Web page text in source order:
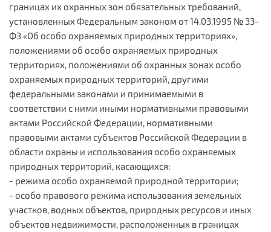
границах их охранных зон обязательных требований,
установленных Федеральным законом от 14.03.1995 № 33-
ФЗ «Об особо охраняемых природных территориях»,
положениями об особо охраняемых природных
территориях, положениями об охранных зонах особо
охраняемых природных территорий, другими
федеральными законами и принимаемыми в
соответствии с ними иными нормативными правовыми
актами Российской Федерации, нормативными
правовыми актами субъектов Российской Федерации в
области охраны и использования особо охраняемых
природных территорий, касающихся:
- режима особо охраняемой природной территории;
- особо правового режима использования земельных
участков, водных объектов, природных ресурсов и иных
объектов недвижимости, расположенных в границах